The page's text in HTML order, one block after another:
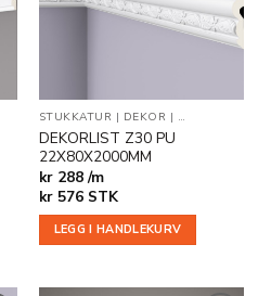
STUKKATUR | DEKOR | VEGG- OG
DEKORLIST Z30 PU
22X80X2000MM
kr 288 /m
kr576 STK
LEGG I HANDLEKURV